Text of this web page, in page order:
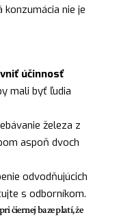
nie je
účinnosť
mali byť ľudia
železa z
aspoň dvoch
odvodňujúcich
s odborníkom.
čiernej baze platí, že